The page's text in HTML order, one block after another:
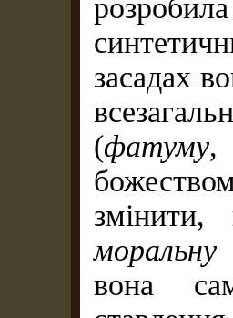
засадах
(фатуму,
моральну
вона